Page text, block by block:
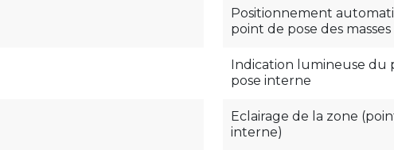
Positionnement
point de pose des masses
Indication lumineuse du
pose interne
Eclairage de la zone
interne)